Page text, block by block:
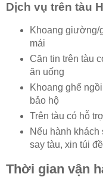
Dịch vụ trên tàu
Khoang giường/
mái
Căn tin trên tàu
ăn uống
Khoang ghế
bảo hộ
Trên tàu có hỗ
Nếu hành khách
say tàu, xin túi
Thời gian vận